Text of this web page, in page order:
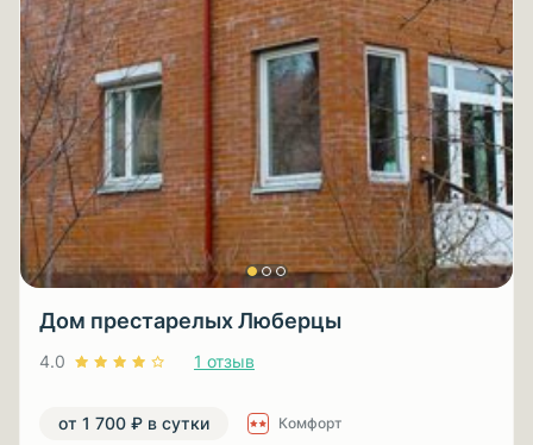
Дом престарелых Люберцы
4.0 1 отзыв
от 1 700 ₽ в сутки Комфорт